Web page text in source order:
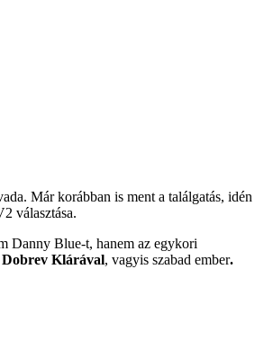
Már korábban is ment a találgatás, idén
választása.
Danny Blue-t, hanem az egykori
Dobrev Klárával, vagyis szabad ember.